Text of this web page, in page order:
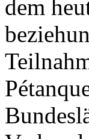
dem